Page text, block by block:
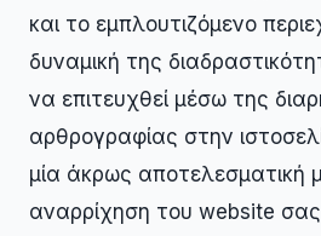
και το εμπλουτιζόμενο
δυναμική της
να επιτευχθεί μέσω της
αρθρογραφίας στην
μία άκρως αποτελεσματική
αναρρίχηση του website